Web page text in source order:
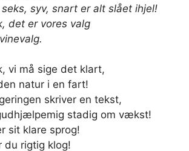
syv, snart er alt slået ihjel!
det er vores valg
vi må sige det klart,
natur i en fart!
skriver en tekst,
stadig om vækst!
sit klare sprog!
du rigtig klog!